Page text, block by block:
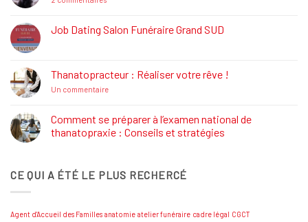
Définition,
Rôle
Job Dating Salon Funéraire Grand SUD
Job
Dating
Salon
SUD
Thanatopracteur : Réaliser votre rêve !
Un commentairesur
Réaliser
votre
rêve
Comment se préparer à l’examen national de
thanatopraxie : Conseils et stratégies
Comment
se
national
CE QUI A ÉTÉ LE PLUS RECHERCÉ
Agent d'Accueil des Familles anatomie atelier funéraire cadre légal CGCT